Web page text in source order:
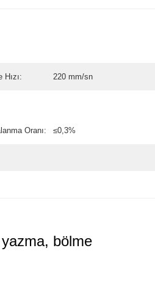
Hızı: 220 mm/sn
Oranı: ≤0,3%
bölme